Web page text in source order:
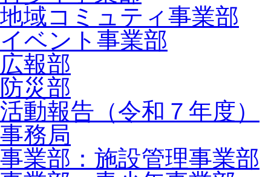
地域コミュティ事業部
イベント事業部
広報部
防災部
活動報告（令和７年度）
事務局
事業部：施設管理事業部